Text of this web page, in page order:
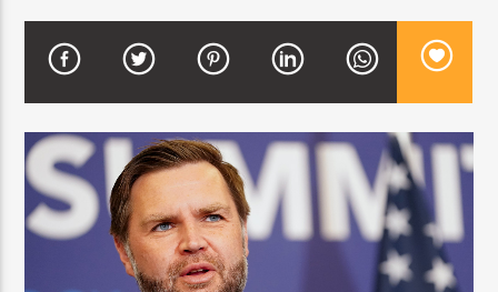
FIESTA DJ MIX
9:00 PM 12:00 AM
Beone Radio